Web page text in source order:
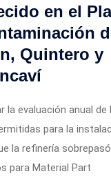
en el
Quintero y
la evaluación anual
para la
la refinería
para Material Part